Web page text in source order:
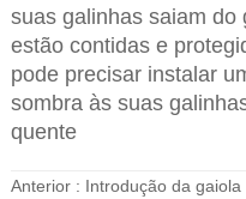
suas galinhas saiam do
estão contidas e
pode precisar instalar
sombra às suas
quente
Anterior : Introdução da